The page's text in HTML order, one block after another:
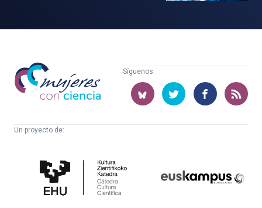
Mujeres
con
ciencia
Síguenos:
Un proyecto de:
Cultura
Científica